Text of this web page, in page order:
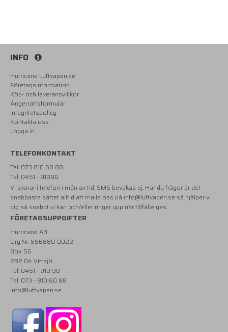
INFO
Hurricane Luftvapen.se
Företagsinformation
Köp- och leveransvillkor
Ångerrättsformulär
Integritetspolicy
Kontakta oss
Logga in
TELEFONKONTAKT
Tel: 073 810 60 88
Tel: 0451 - 91090
Vi svarar i telefon i mån av tid. SMS bevakas ej. Har du frågor är det
snabbaste sättet alltid att maila oss på info@luftvapen.se så hjälper vi
dig så snabbt vi kan och/eller ringer upp när tillfälle ges.
FÖRETAGSUPPGIFTER
Hurricane AB
Org.Nr. 556880-0022
Box 56
282 04 Vittsjö
Tel: 0451 - 910 90
Tel: 073 - 810 60 88
info@luftvapen.se